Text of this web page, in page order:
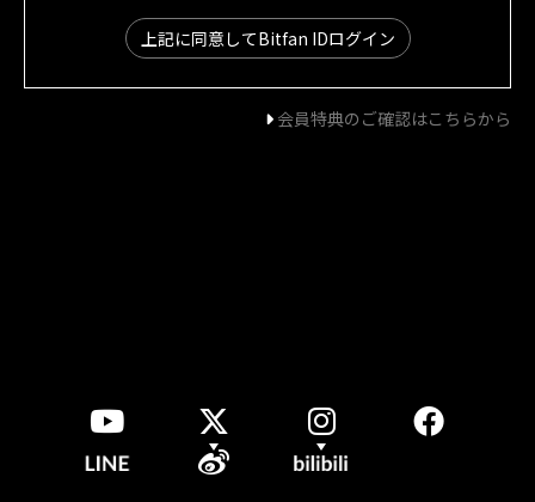
上記に同意してBitfan IDログイン
会員特典のご確認はこちらから